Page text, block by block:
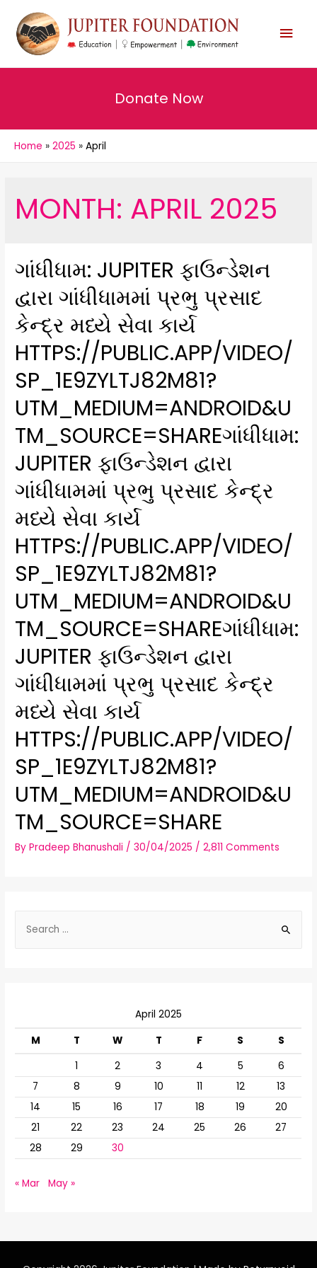
Donate Now
Home 2025 April
MONTH: APRIL 2025
ગાંધીધામ: JUPITER ફાઉન્ડેશન
દ્વારા ગાંધીધામમાં પ્રભુ પ્રસાદ
કેન્દ્ર મધ્યે સેવા કાર્ય
HTTPS://PUBLIC.APP/VIDEO/
SP_1E9ZYLTJ82M81?
UTM_MEDIUM=ANDROID&U
TM_SOURCE=SHAREગાંધીધામ:
JUPITER ફાઉન્ડેશન દ્વારા
ગાંધીધામમાં પ્રભુ પ્રસાદ કેન્દ્ર
મધ્યે સેવા કાર્ય
HTTPS://PUBLIC.APP/VIDEO/
SP_1E9ZYLTJ82M81?
UTM_MEDIUM=ANDROID&U
TM_SOURCE=SHAREગાંધીધામ:
JUPITER ફાઉન્ડેશન દ્વારા
ગાંધીધામમાં પ્રભુ પ્રસાદ કેન્દ્ર
મધ્યે સેવા કાર્ય
HTTPS://PUBLIC.APP/VIDEO/
SP_1E9ZYLTJ82M81?
UTM_MEDIUM=ANDROID&U
TM_SOURCE=SHARE
ByPradeep Bhanushali /30/04/2025 /2,811 Comments
April 2025
M
T W T F S
S
1
2 3 4 5
6
7
8 9 10 11 12
13
14
15 16 17 18 19
20
21
22 23 24 25 26
27
28
29 30
« Mar May »